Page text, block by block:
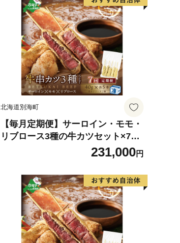
北海道別海町
【毎月定期便】サーロイン・モモ・
リブロース3種の牛カツセット×7ヵ
月【NDM070096】（串あげ処のど
231,000円